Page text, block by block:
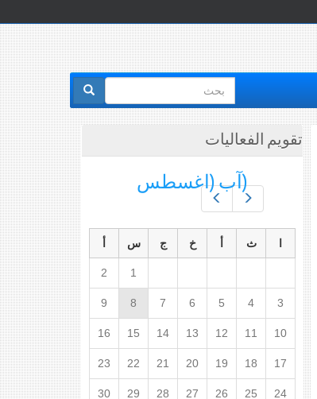
استمارة
البحث
تقويم الفعاليات
(آب (اغسطس
ث خ ج س
1
2
3
4
5
6
7
8
9
10
11
12
13
14
15
16
17
18
19
20
21
22
23
24
25
26
27
28
29
30